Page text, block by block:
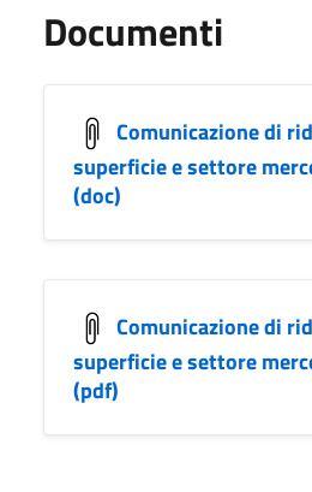
Documenti
Comunicazione di
superficie e settore
(doc)
Comunicazione di
superficie e settore
(pdf)